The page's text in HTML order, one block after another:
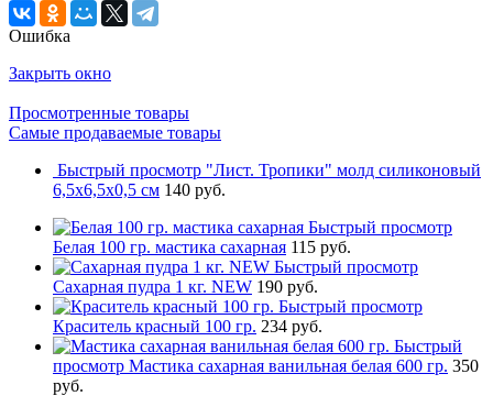
Ошибка
Закрыть окно
Просмотренные товары
Самые продаваемые товары
Быстрый просмотр "Лист. Тропики" молд силиконовый
6,5х6,5х0,5 см 140 руб.
Быстрый просмотр
Белая 100 гр. мастика сахарная 115 руб.
Быстрый просмотр
Сахарная пудра 1 кг. NEW 190 руб.
Быстрый просмотр
Краситель красный 100 гр. 234 руб.
Быстрый
просмотр Мастика сахарная ванильная белая 600 гр. 350
руб.